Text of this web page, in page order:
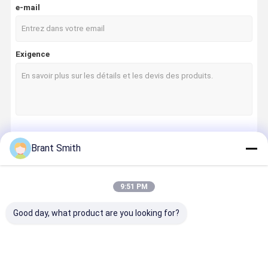
e-mail
Exigence
Brant Smith
9:51 PM
Good day, what product are you looking for?